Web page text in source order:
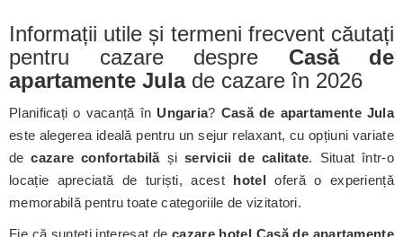
Informații utile și termeni frecvent căutați
pentru cazare despre Casă de
apartamente Julade cazare în 2026
Planificați o vacanță în Ungaria? Casă de apartamente Jula
este alegerea ideală pentru un sejur relaxant, cu opțiuni variate
decazare confortabilășiservicii de calitate. Situat într-o
locație apreciată de turiști, acest hotel oferă o experiență
memorabilă pentru toate categoriile de vizitatori.
Fie că sunteți interesat decazare hotel Casă de apartamente